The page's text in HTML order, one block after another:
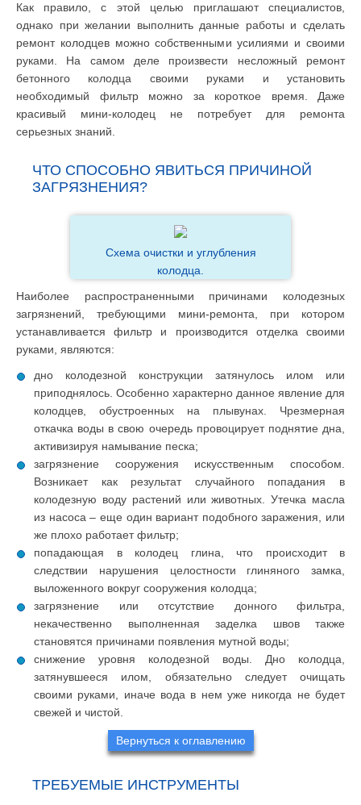
Как правило, с этой целью приглашают специалистов,
однако при желании выполнить данные работы и сделать
ремонт колодцев можно собственными усилиями и своими
руками. На самом деле произвести несложный ремонт
бетонного колодца своими руками и установить
необходимый фильтр можно за короткое время. Даже
красивый мини-колодец не потребует для ремонта
серьезных знаний.
ЧТО СПОСОБНО ЯВИТЬСЯ ПРИЧИНОЙ
ЗАГРЯЗНЕНИЯ?
Схема очистки и углубления
колодца.
Наиболее распространенными причинами колодезных
загрязнений, требующими мини-ремонта, при котором
устанавливается фильтр и производится отделка своими
руками, являются:
дно колодезной конструкции затянулось илом или
приподнялось. Особенно характерно данное явление для
колодцев, обустроенных на плывунах. Чрезмерная
откачка воды в свою очередь провоцирует поднятие дна,
активизируя намывание песка;
загрязнение сооружения искусственным способом.
Возникает как результат случайного попадания в
колодезную воду растений или животных. Утечка масла
из насоса – еще один вариант подобного заражения, или
же плохо работает фильтр;
попадающая в колодец глина, что происходит в
следствии нарушения целостности глиняного замка,
выложенного вокруг сооружения колодца;
загрязнение или отсутствие донного фильтра,
некачественно выполненная заделка швов также
становятся причинами появления мутной воды;
снижение уровня колодезной воды. Дно колодца,
затянувшееся илом, обязательно следует очищать
своими руками, иначе вода в нем уже никогда не будет
свежей и чистой.
Вернуться к оглавлению
ТРЕБУЕМЫЕ ИНСТРУМЕНТЫ